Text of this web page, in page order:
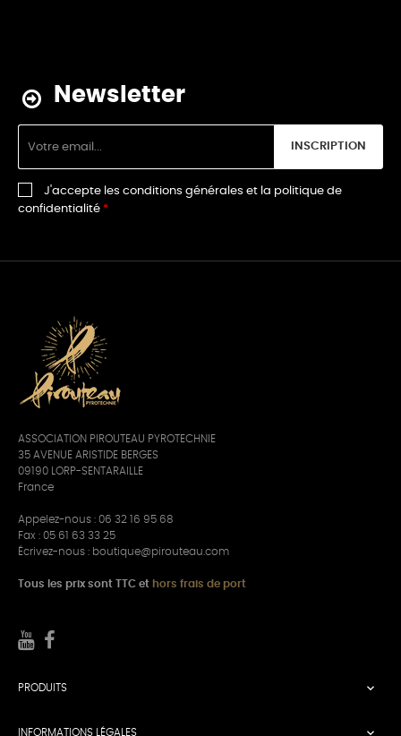
Newsletter
INSCRIPTION
J'accepte les conditions générales et la politique de
confidentialité
ASSOCIATION PIROUTEAU PYROTECHNIE
35 AVENUE ARISTIDE BERGES
09190 LORP-SENTARAILLE
France
Appelez-nous : 06 32 16 95 68
Fax : 05 61 63 33 25
Écrivez-nous : boutique@pirouteau.com
Tous les prix sont TTC et hors frais de port
PRODUITS 
INFORMATIONS LÉGALES